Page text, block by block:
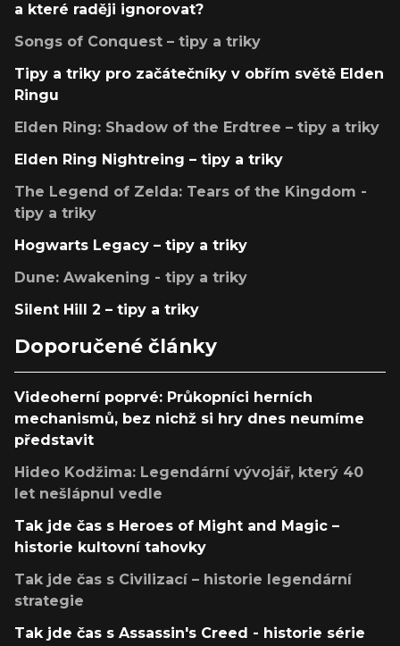
a které raději ignorovat?
Songs of Conquest – tipy a triky
Tipy a triky pro začátečníky v obřím světě Elden
Ringu
Elden Ring: Shadow of the Erdtree – tipy a triky
Elden Ring Nightreing – tipy a triky
The Legend of Zelda: Tears of the Kingdom -
tipy a triky
Hogwarts Legacy – tipy a triky
Dune: Awakening - tipy a triky
Silent Hill 2 – tipy a triky
Doporučené články
Videoherní poprvé: Průkopníci herních
mechanismů, bez nichž si hry dnes neumíme
představit
Hideo Kodžima: Legendární vývojář, který 40
let nešlápnul vedle
Tak jde čas s Heroes of Might and Magic –
historie kultovní tahovky
Tak jde čas s Civilizací – historie legendární
strategie
Tak jde čas s Assassin's Creed - historie série